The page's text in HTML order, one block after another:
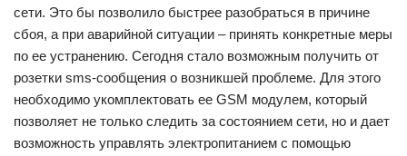
сети. Это бы позволило быстрее разобраться в причине
сбоя, а при аварийной ситуации – принять конкретные меры
по ее устранению. Сегодня стало возможным получить от
розетки sms-сообщения о возникшей проблеме. Для этого
необходимо укомплектовать ее GSM модулем, который
позволяет не только следить за состоянием сети, но и дает
возможность управлять электропитанием с помощью